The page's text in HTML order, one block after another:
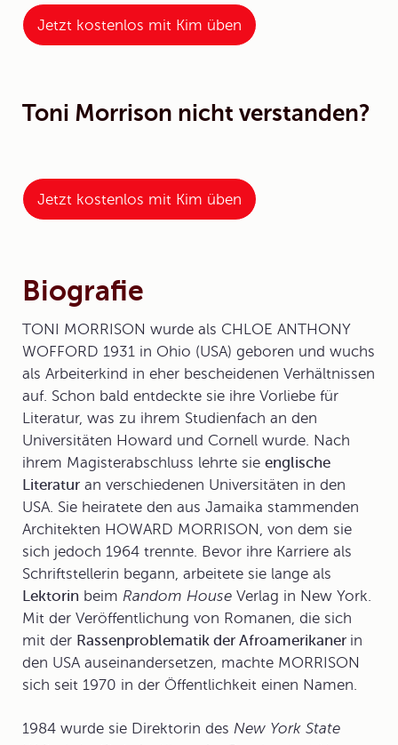
Jetzt kostenlos mit Kim üben
Toni Morrison nicht verstanden?
Jetzt kostenlos mit Kim üben
Biografie
TONI MORRISON wurde als CHLOE ANTHONY
WOFFORD 1931 in Ohio (USA) geboren und wuchs
als Arbeiterkind in eher bescheidenen Verhältnissen
auf. Schon bald entdeckte sie ihre Vorliebe für
Literatur, was zu ihrem Studienfach an den
Universitäten Howard und Cornell wurde. Nach
ihrem Magisterabschluss lehrte sie englische
Literatur an verschiedenen Universitäten in den
USA. Sie heiratete den aus Jamaika stammenden
Architekten HOWARD MORRISON, von dem sie
sich jedoch 1964 trennte. Bevor ihre Karriere als
Schriftstellerin begann, arbeitete sie lange als
Lektorin beim Random House Verlag in New York.
Mit der Veröffentlichung von Romanen, die sich
mit der Rassenproblematik der Afroamerikaner in
den USA auseinandersetzen, machte MORRISON
sich seit 1970 in der Öffentlichkeit einen Namen.
1984 wurde sie Direktorin des New York State